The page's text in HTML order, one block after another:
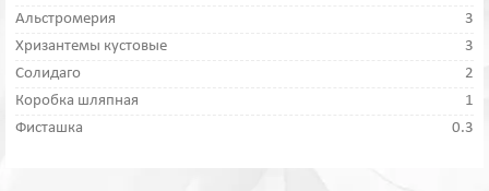
Альстромерия
3
Хризантемы кустовые
3
Солидаго
2
Коробка шляпная
1
Фисташка
0.3